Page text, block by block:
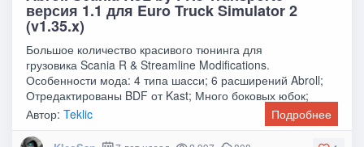
версия 1.1 для Euro Truck Simulator 2
(v1.35.x)
Большое количество красивого тюнинга для
грузовика Scania R & Streamline Modifications.
Особенности мода: 4 типа шасси; 6 расширений Abroll;
Отредактированы BDF от Kast; Много боковых юбок;
Новый
Автор:Teklic Подробнее